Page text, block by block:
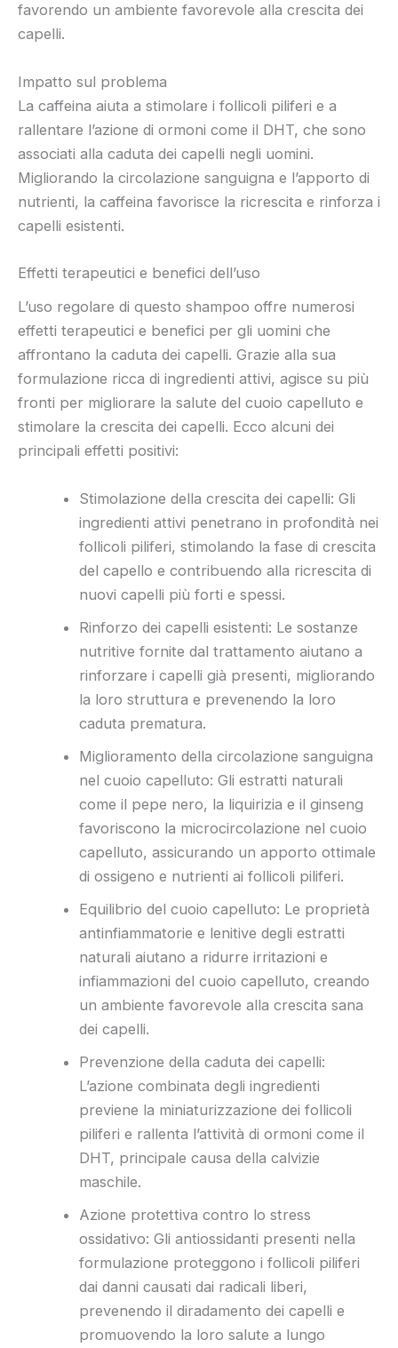
favorendo un ambiente favorevole alla crescita dei
capelli.
Impatto sul problema
La caffeina aiuta a stimolare i follicoli piliferi e a
rallentare l’azione di ormoni come il DHT, che sono
associati alla caduta dei capelli negli uomini.
Migliorando la circolazione sanguigna e l’apporto di
nutrienti, la caffeina favorisce la ricrescita e rinforza i
capelli esistenti.
Effetti terapeutici e benefici dell’uso
L’uso regolare di questo shampoo offre numerosi
effetti terapeutici e benefici per gli uomini che
affrontano la caduta dei capelli. Grazie alla sua
formulazione ricca di ingredienti attivi, agisce su più
fronti per migliorare la salute del cuoio capelluto e
stimolare la crescita dei capelli. Ecco alcuni dei
principali effetti positivi:
Stimolazione della crescita dei capelli: Gli
ingredienti attivi penetrano in profondità nei
follicoli piliferi, stimolando la fase di crescita
del capello e contribuendo alla ricrescita di
nuovi capelli più forti e spessi.
Rinforzo dei capelli esistenti: Le sostanze
nutritive fornite dal trattamento aiutano a
rinforzare i capelli già presenti, migliorando
la loro struttura e prevenendo la loro
caduta prematura.
Miglioramento della circolazione sanguigna
nel cuoio capelluto: Gli estratti naturali
come il pepe nero, la liquirizia e il ginseng
favoriscono la microcircolazione nel cuoio
capelluto, assicurando un apporto ottimale
di ossigeno e nutrienti ai follicoli piliferi.
Equilibrio del cuoio capelluto: Le proprietà
antinfiammatorie e lenitive degli estratti
naturali aiutano a ridurre irritazioni e
infiammazioni del cuoio capelluto, creando
un ambiente favorevole alla crescita sana
dei capelli.
Prevenzione della caduta dei capelli:
L’azione combinata degli ingredienti
previene la miniaturizzazione dei follicoli
piliferi e rallenta l’attività di ormoni come il
DHT, principale causa della calvizie
maschile.
Azione protettiva contro lo stress
ossidativo: Gli antiossidanti presenti nella
formulazione proteggono i follicoli piliferi
dai danni causati dai radicali liberi,
prevenendo il diradamento dei capelli e
promuovendo la loro salute a lungo